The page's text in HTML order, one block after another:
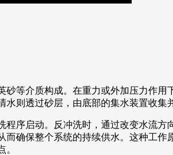
等介质构成。在重力或外加压力作用
则透过砂层，由底部的集水装置收集
序启动。反冲洗时，通过改变水流
确保整个系统的持续供水。这种工